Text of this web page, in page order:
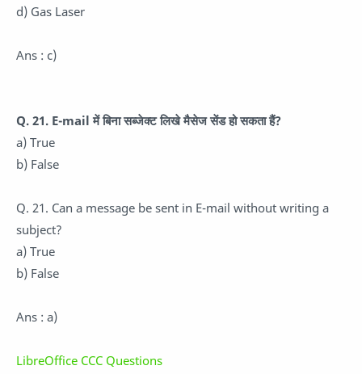
d) Gas Laser
Ans : c)
Q. 21. E-mail में बिना सब्जेक्ट लिखे मैसेज सेंड हो सकता हैं?
a) True
b) False
Q. 21. Can a message be sent in E-mail without writing a
subject?
a) True
b) False
Ans : a)
LibreOffice CCC Questions